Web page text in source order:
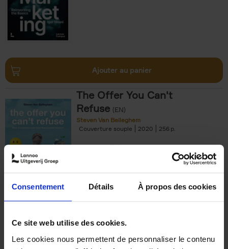
Consentement Détails À propos des cookies
Ce site web utilise des cookies.
Les cookies nous permettent de personnaliser le contenu
Ajouter au panier
The Offer You Can't
Refuse (EN)
Steven Van Belleghem
Couverture souple
2020 256
€37,50
Building Bonds = Building